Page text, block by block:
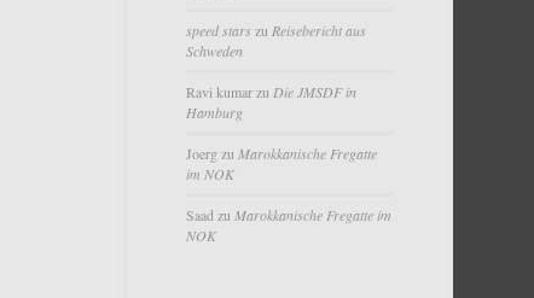
speed stars zu Reisebericht aus
Schweden
Ravi kumarzu Die JMSDF in
Hamburg
Joerg zu Marokkanische Fregatte
im NOK
Saad zu Marokkanische Fregatte im
NOK